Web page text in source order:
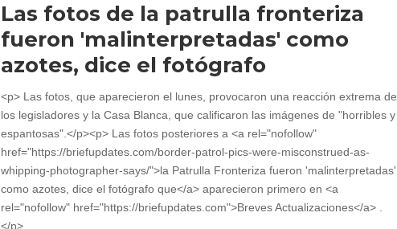
Las fotos de la patrulla fronteriza
fueron 'malinterpretadas' como
azotes, dice el fotógrafo
<p> Las fotos, que aparecieron el lunes, provocaron una reacción extrema de
los legisladores y la Casa Blanca, que calificaron las imágenes de "horribles y
espantosas".</p><p> Las fotos posteriores a <a rel="nofollow"
href="https://briefupdates.com/border-patrol-pics-were-misconstrued-as-
whipping-photographer-says/">la Patrulla Fronteriza fueron 'malinterpretadas'
como azotes, dice el fotógrafo que</a> aparecieron primero en <a
rel="nofollow" href="https://briefupdates.com">Breves Actualizaciones</a> .
</p>